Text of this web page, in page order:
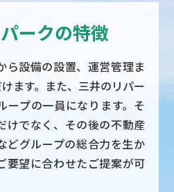
ークの特徴
ら設備の設置、運営管理ま
ます。また、三井のリパー
ープの一員になります。そ
けでなく、その後の不動産
どグループの総合力を生か
要望に合わせたご提案が可